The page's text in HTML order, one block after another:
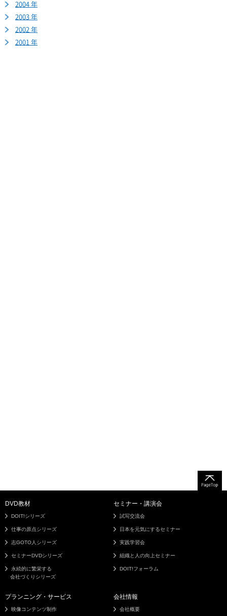
2004 年
2003 年
2002 年
2001 年
DVD教材
DOIT!シリーズ
仕事の原点シリーズ
志GOTO人シリーズ
セミナーDVDシリーズ
永続的に繁栄する
会社づくりシリーズ
セミナー・講演会
試写交流会
日本を元気にするセミナー
実践学習会
組織と人の向上セミナー
DOIT!フォーラム
プランニング・サービス
映像コンテンツ制作
会社情報
会社概要